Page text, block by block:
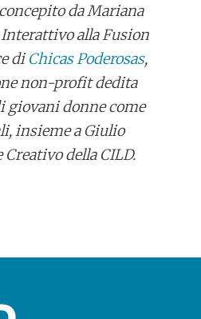
da Mariana
alla Fusion
diChicas Poderosas,
non-profit dedita
giovani donne come
insieme a Giulio
della CILD.